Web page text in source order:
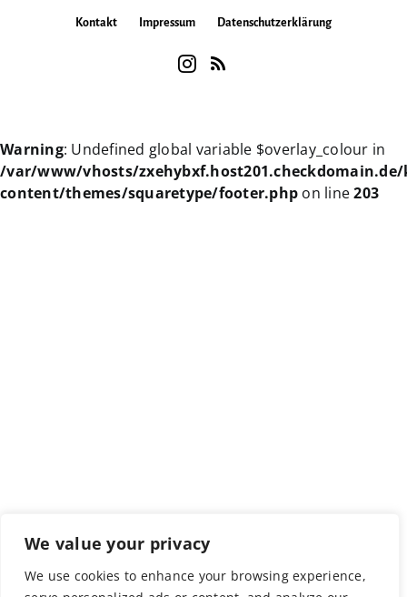
We value your privacy
We use cookies to enhance your browsing experience,
Kontakt Impressum Datenschutzerklärung
Warning: Undefined global variable $overlay_colour in
/var/www/vhosts/
content/themes/squaretype/footer.php on line203